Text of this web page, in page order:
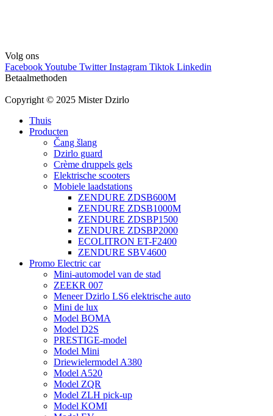
Volg ons
FacebookYoutube Twitter Instagram Tiktok Linkedin
Betaalmethoden
Copyright © 2025 Mister Dzirlo
Thuis
Producten
Čang šlang
Dzirlo guard
Crème druppels gels
Elektrische scooters
Mobiele laadstations
ZENDURE ZDSB600M
ZENDURE ZDSB1000M
ZENDURE ZDSBP1500
ZENDURE ZDSBP2000
ECOLITRON ET-F2400
ZENDURE SBV4600
Promo Electric car
Mini-automodel van de stad
ZEEKR 007
Meneer Dzirlo LS6 elektrische auto
Mini de lux
Model BOMA
Model D2S
PRESTIGE-model
Model Mini
Driewielermodel A380
Model A520
Model ZQR
Model ZLH pick-up
Model KOMI